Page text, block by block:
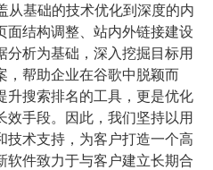
从基础的技术优化到深度的内
面结构调整、站内外链接建设
分析为基础，深入挖掘目标用
，帮助企业在谷歌中脱颖而
升搜索排名的工具，更是优化
效手段。因此，我们坚持以用
技术支持，为客户打造一个高
软件致力于与客户建立长期合